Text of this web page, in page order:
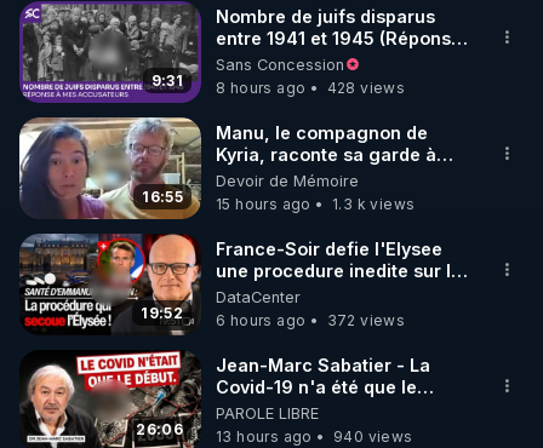
http://rgnr.li/instagram
🌱 LA NEWSLETTER
Pour ne pas rater l’actualité RGNR (stages,
http://rgnr.li/news
🌱 VIDÉOS NON CENSURÉES SUR ODYSEE
Toutes les vidéos Youtube sont aussi sur la
http://rgnr.li/odysee
🌱 LES STAGES EN PRÉSENTIEL
http://rgnr.li/stages
9:31
Nombre de juifs disparus
entre 1941 et 1945 (Réponse
à mes accusateurs)
Sans Concession
8 hours ago
428 views
16:55
Manu, le compagnon de
Kyria, raconte sa garde à
vue musclée. PARTAGEZ!
Devoir de Mémoire
15 hours ago
1.3 k views
19:52
France-Soir defie l'Elysee
une procedure inedite sur la
sante du president - Nexus
DataCenter
6 hours ago
372 views
26:06
Jean-Marc Sabatier - La
Covid-19 n'a été que le
début - L'ARNm & l'ARNm-aa
jusqu où auront-t-il ?
PAROLE LIBRE
13 hours ago
940 views